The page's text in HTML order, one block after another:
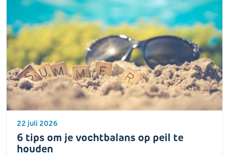
22 juli 2026
6 tips om je vochtbalans op peil te
houden